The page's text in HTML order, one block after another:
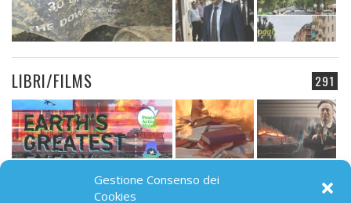
Gestione Consenso dei
Cookies
291
LIBRI/FILMS
91
CAMPO ELETTROMAGNETICO